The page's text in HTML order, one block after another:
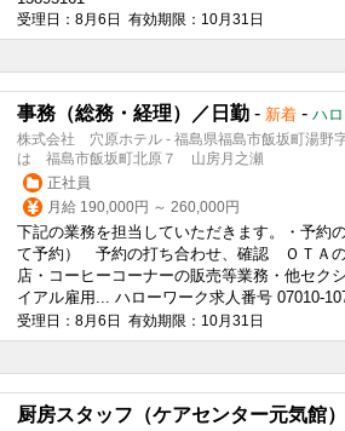
受理日：8月6日 有効期限：10月31日
事務（総務・経理）／日勤 - 新着 - ハ
株式会社 穴原ホテル - 福島県福島市飯坂町湯野
は 福島市飯坂町北原７ 山房月之瀬
正社員
月給 190,000円 ～ 260,000円
下記の業務を担当していただきます。・予約
て予約） 予約の打ち合わせ、確認 ＯＴＡ
店・ コーヒー コーナーの販売等業務・他セク
イアル雇用... ハローワーク求人番号 07010-
受理日：8月6日 有効期限：10月31日
厨房スタッフ（ケアセンター元気館）